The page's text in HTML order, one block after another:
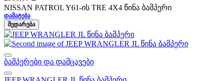
NISSAN PATROL Y61-ის TRE 4X4 წინა ბამპერი
ᲓᲐᲛᲐᲢᲔᲑᲐ
ᲨᲔᲓᲐᲠᲔᲑᲐ
ბამპერები და დამცავები